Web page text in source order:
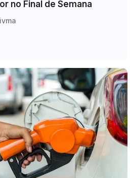
no Final de Semana